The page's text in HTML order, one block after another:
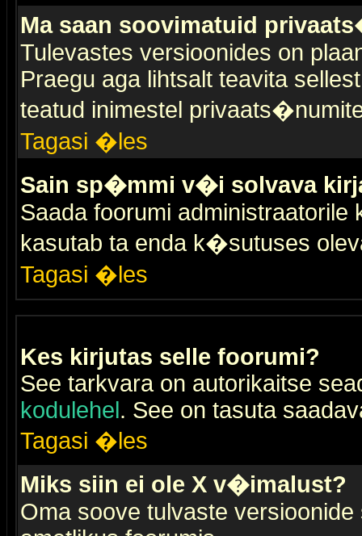
Ma saan soovimatuid
Tulevastes versioonides on
Praegu aga lihtsalt teavita
teatud inimestel
Tagasi �les
Sain sp�mmi v�i solvava
Saada foorumi
kasutab ta enda k�sutuses
Tagasi �les
Kes kirjutas selle foorumi?
See tarkvara on autorikaitse
kodulehel. See on tasuta
Tagasi �les
Miks siin ei ole X v�imalust?
Oma soove tulvaste